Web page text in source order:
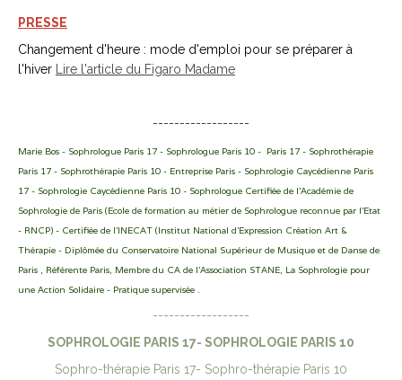
PRESSE
Changement d'heure : mode d'emploi pour se préparer à
l'hiver
Lire l'article du Figaro Madame
------------------
Marie Bos - Sophrologue Paris 17 - Sophrologue Paris 10 - Paris 17 - Sophrothérapie
Paris 17 - Sophrothérapie Paris 10 - Entreprise Paris - Sophrologie Caycédienne Paris
17 - Sophrologie Caycédienne Paris 10 - Sophrologue Certifiée de l'Académie de
Sophrologie de Paris (Ecole de formation au métier de Sophrologue reconnue par l'Etat
- RNCP) - Certifiée de l'INECAT (Institut National d'Expression Création Art &
Thérapie - Diplômée du Conservatoire National Supérieur de Musique et de Danse de
Paris , Référente Paris, Membre du CA de l'Association STANE, La Sophrologie pour
une Action Solidaire - Pratique supervisée .
------------------
SOPHROLOGIE PARIS 17- SOPHROLOGIE PARIS 10
Sophro-thérapie Paris 17- Sophro-thérapie Paris 10